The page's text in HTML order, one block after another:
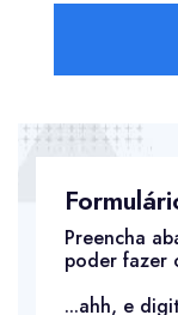
Preencha
poder fazer
...ahh, e